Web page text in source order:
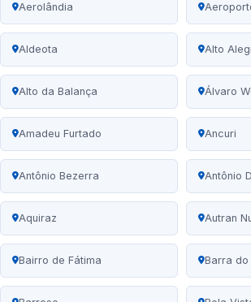
Aerolândia
Aldeota Alto
Alto da Balança Álvaro
Amadeu Furtado Ancuri
Antônio Bezerra Antônio
Aquiraz Autran
Bairro de Fátima Barra do